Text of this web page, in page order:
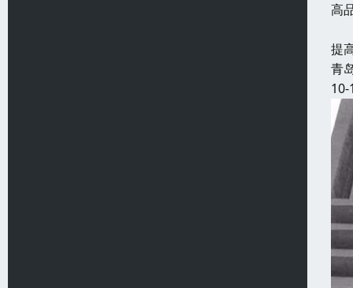
高
提
青
10-